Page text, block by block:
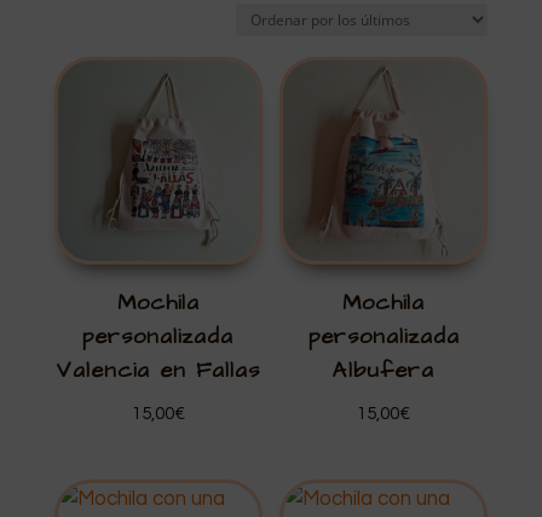
Mochila
personalizada
Valencia en Fallas
15,00€
Mochila
personalizada
Albufera
15,00€